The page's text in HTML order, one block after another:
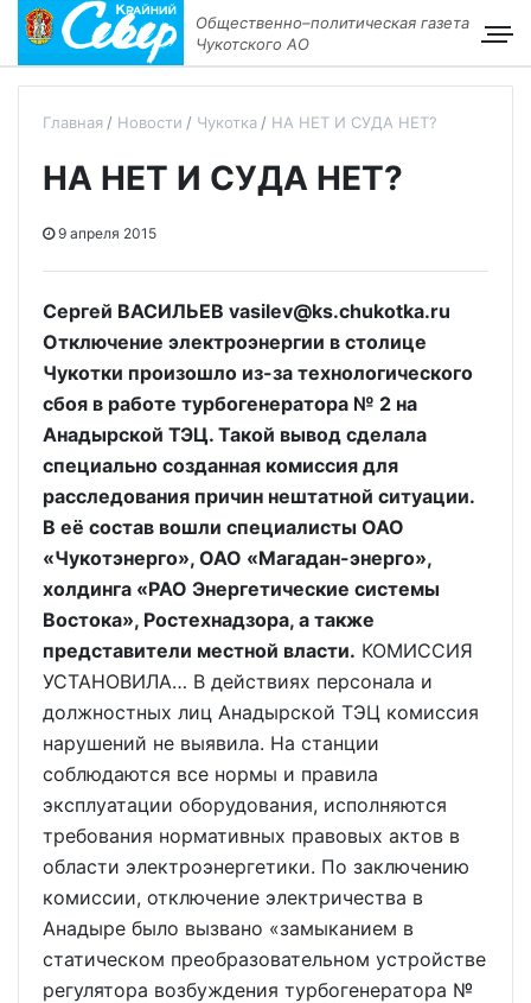
Общественно–политическая газета
Чукотского АО
Главная Новости Чукотка НА НЕТ И СУДА НЕТ?
НА НЕТ И СУДА НЕТ?
9 апреля 2015
Сергей ВАСИЛЬЕВ vasilev@ks.chukotka.ru
Отключение электроэнергии в столице
Чукотки произошло из-за технологического
сбоя в работе турбогенератора № 2 на
Анадырской ТЭЦ. Такой вывод сделала
специально созданная комиссия для
расследования причин нештатной ситуации.
В её состав вошли специалисты ОАО
«Чукотэнерго», ОАО «Магадан-энерго»,
холдинга «РАО Энергетические системы
Востока», Ростехнадзора, а также
представители местной власти. КОМИССИЯ
УСТАНОВИЛА… В действиях персонала и
должностных лиц Анадырской ТЭЦ комиссия
нарушений не выявила. На станции
соблюдаются все нормы и правила
эксплуатации оборудования, исполняются
требования нормативных правовых актов в
области электроэнергетики. По заключению
комиссии, отключение электричества в
Анадыре было вызвано «замыканием в
статическом преобразовательном устройстве
регулятора возбуждения турбогенератора №